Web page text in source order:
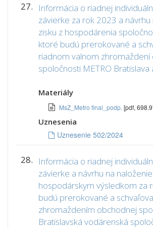
27.
Informácia o riadnej
závierke za rok 2023 a
zisku z hospodárenia
ktoré budú prerokované a
riadnom valnom
spoločnosti METRO Bratislava
Materiály
MsZ_Metro final_podp. [pdf,
Uznesenia
Uznesenie 502/2024
28.
Informácia o riadnej
závierke a návrhu na
hospodárskym výsledkom za
budú prerokované a
zhromaždením obchodnej
Bratislavská vodárenská